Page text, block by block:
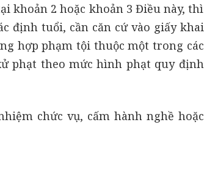
khoản 2 hoặc khoản 3 Điều này, thì
định tuổi, cần căn cứ vào giấy khai
hợp phạm tội thuộc một trong các
phạt theo mức hình phạt quy định
chức vụ, cấm hành nghề hoặc